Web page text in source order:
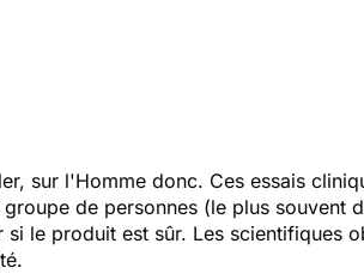
sur l'Homme donc. Ces essais
de personnes (le plus souvent
le produit est sûr. Les scientifiques